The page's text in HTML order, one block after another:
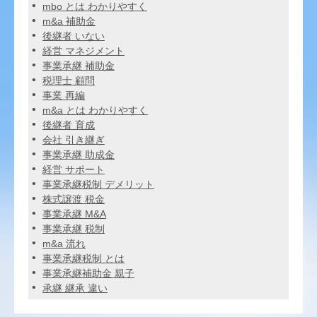
mbo とは わかりやすく
m&a 補助金
後継者 いない
経営 マネジメント
事業承継 補助金
税理士 顧問
事業 再編
m&a とは わかりやすく
後継者 育成
会社 引き継ぎ
事業承継 助成金
経営 サポート
事業承継税制 デメリット
株式譲渡 税金
事業承継 M&A
事業承継 税制
m&a 流れ
事業承継税制 とは
事業承継補助金 親子
承継 継承 違い